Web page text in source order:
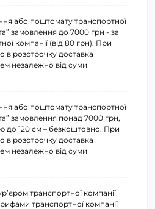
або поштомату транспортної
замовлення до 7000 грн - за
компанії (від 80 грн). При
в розстрочку доставка
незалежно від суми
або поштомату транспортної
замовлення понад 7000 грн,
до 120 см – безкоштовно. При
в розстрочку доставка
незалежно від суми
транспортної компанії
транспортної компанії